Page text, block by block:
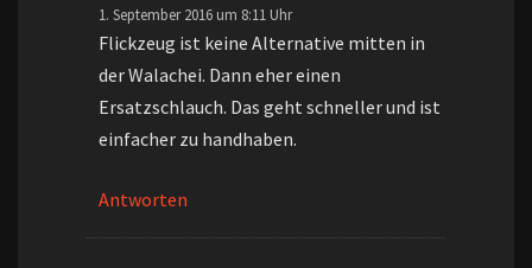
1. September 2016 um 8:11 Uhr
Flickzeug ist keine Alternative mitten in
der Walachei. Dann eher einen
Ersatzschlauch. Das geht schneller und ist
einfacher zu handhaben.
Antworten